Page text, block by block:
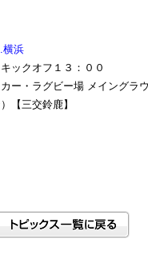
浜
クオフ１３：００
・ラグビー場 メイングラ
交鈴鹿】